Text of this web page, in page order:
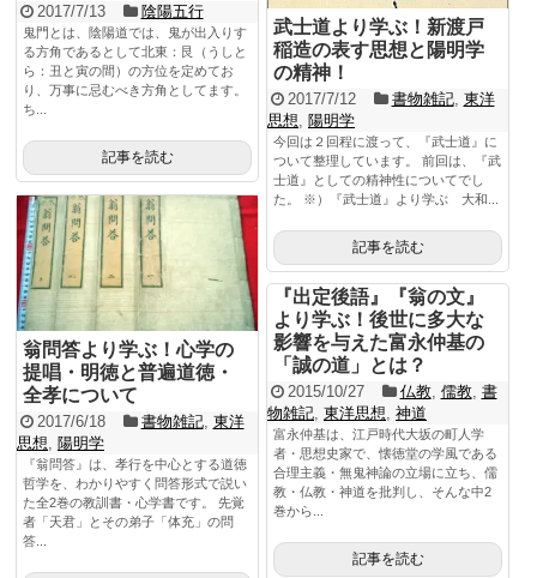
2017/7/13 陰陽五行
鬼門とは、陰陽道では、鬼が出入りす
る方角であるとして北東：艮（うしと
ら：丑と寅の間）の方位を定めてお
り、万事に忌むべき方角としてます。
ち...
記事を読む
武士道より学ぶ！新渡戸
稲造の表す思想と陽明学
の精神！
2017/7/12 書物雑記, 東洋
思想 陽明学
今回は２回程に渡って、『武士道』に
ついて整理しています。 前回は、『武
士道』としての精神性についてでし
た。 ※）『武士道』より学ぶ 大和...
記事を読む
翁問答より学ぶ！心学の
提唱・明徳と普遍道徳・
全孝について
2017/6/18 書物雑記, 東洋
思想
陽明学
『翁問答』は、孝行を中心とする道徳
哲学を、わかりやすく問答形式で説い
た全2巻の教訓書・心学書です。 先覚
者「天君」とその弟子「体充」の問
答...
『出定後語』『翁の文』
より学ぶ！後世に多大な
影響を与えた富永仲基の
「誠の道」とは？
2015/10/27 仏教, 儒教, 書
物雑記 東洋思想 神道
富永仲基は、江戸時代大坂の町人学
者・思想史家で、懐徳堂の学風である
合理主義・無鬼神論の立場に立ち、儒
教・仏教・神道を批判し、そんな中2
巻から...
記事を読む